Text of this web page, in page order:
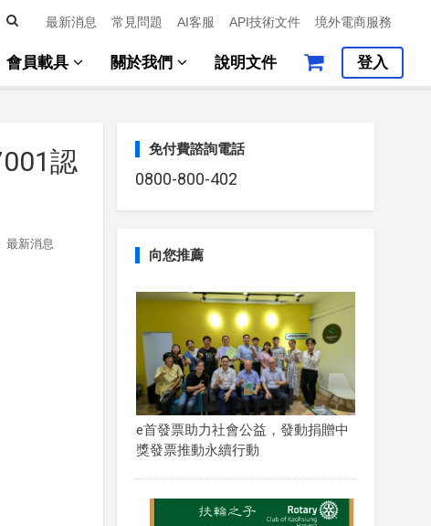
最新消息 常見問題 AI客服 API技術文件 境外電商服務
會員載具 關於我們 說明文件 登入
認
最新消息
免付費諮詢電話
0800-800-402
向您推薦
e首發票助力社會公益，發動捐贈中
獎發票推動永續行動